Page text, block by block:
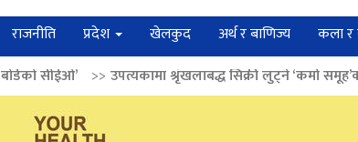
राजनीति प्रदेश खेलकुद अर्थ र बाणिज्य कला र
उपत्यकामा श्रृंखलाबद्ध सिक्री लुट्ने ‘कर्मा समूह’का नाइकेसहित पाँच